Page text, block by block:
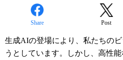
Share Post
生成AIの登場により、私たちの
うとしています。しかし、高性